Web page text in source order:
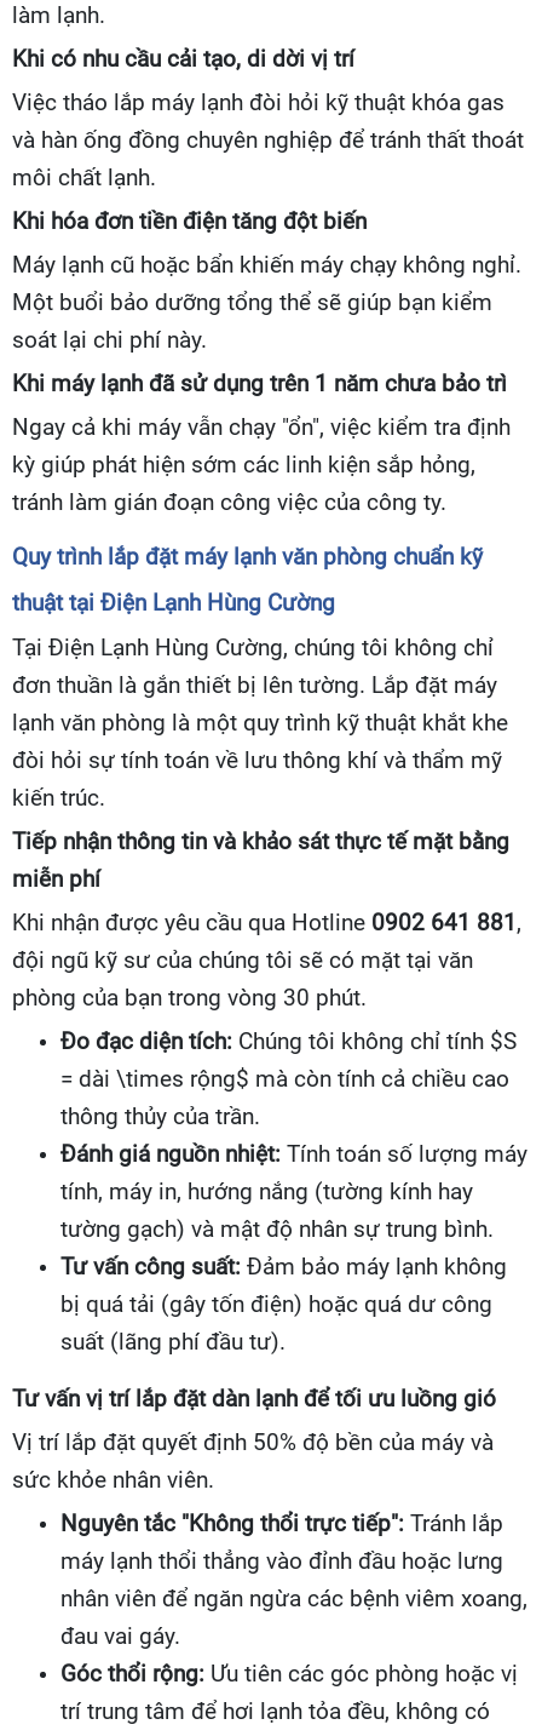
làm lạnh.
Khi có nhu cầu cải tạo, di dời vị trí
Việc tháo lắp máy lạnh đòi hỏi kỹ thuật khóa gas
và hàn ống đồng chuyên nghiệp để tránh thất thoát
môi chất lạnh.
Khi hóa đơn tiền điện tăng đột biến
Máy lạnh cũ hoặc bẩn khiến máy chạy không nghỉ.
Một buổi bảo dưỡng tổng thể sẽ giúp bạn kiểm
soát lại chi phí này.
Khi máy lạnh đã sử dụng trên 1 năm chưa bảo trì
Ngay cả khi máy vẫn chạy "ổn", việc kiểm tra định
kỳ giúp phát hiện sớm các linh kiện sắp hỏng,
tránh làm gián đoạn công việc của công ty.
Quy trình lắp đặt máy lạnh văn phòng chuẩn kỹ
thuật tại Điện Lạnh Hùng Cường
Tại Điện Lạnh Hùng Cường, chúng tôi không chỉ
đơn thuần là gắn thiết bị lên tường. Lắp đặt máy
lạnh văn phòng là một quy trình kỹ thuật khắt khe
đòi hỏi sự tính toán về lưu thông khí và thẩm mỹ
kiến trúc.
Tiếp nhận thông tin và khảo sát thực tế mặt bằng
miễn phí
Khi nhận được yêu cầu qua Hotline 0902 641 881 ,
đội ngũ kỹ sư của chúng tôi sẽ có mặt tại văn
phòng của bạn trong vòng 30 phút.
Đo đạc diện tích: Chúng tôi không chỉ tính $S
= dài \times rộng$ mà còn tính cả chiều cao
thông thủy của trần.
Đánh giá nguồn nhiệt: Tính toán số lượng máy
tính, máy in, hướng nắng (tường kính hay
tường gạch) và mật độ nhân sự trung bình.
Tư vấn công suất: Đảm bảo máy lạnh không
bị quá tải (gây tốn điện) hoặc quá dư công
suất (lãng phí đầu tư).
Tư vấn vị trí lắp đặt dàn lạnh để tối ưu luồng gió
Vị trí lắp đặt quyết định 50% độ bền của máy và
sức khỏe nhân viên.
Nguyên tắc "Không thổi trực tiếp": Tránh lắp
máy lạnh thổi thẳng vào đỉnh đầu hoặc lưng
nhân viên để ngăn ngừa các bệnh viêm xoang,
đau vai gáy.
Góc thổi rộng: Ưu tiên các góc phòng hoặc vị
trí trung tâm để hơi lạnh tỏa đều, không có